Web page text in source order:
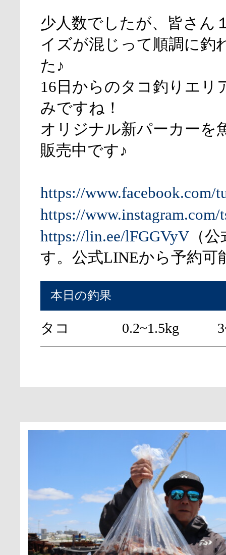
少人数でしたが、皆さん
イズが混じって順調に釣
た♪
16日からのタコ釣りエリ
みですね！
オリジナル新パーカーを
販売中です♪
https://www.facebook.com/
https://www.instagram.com/
https://lin.ee/lFGGVyV （
す。公式LINEから予約可
本日の釣果
タコ 0.2~1.5kg